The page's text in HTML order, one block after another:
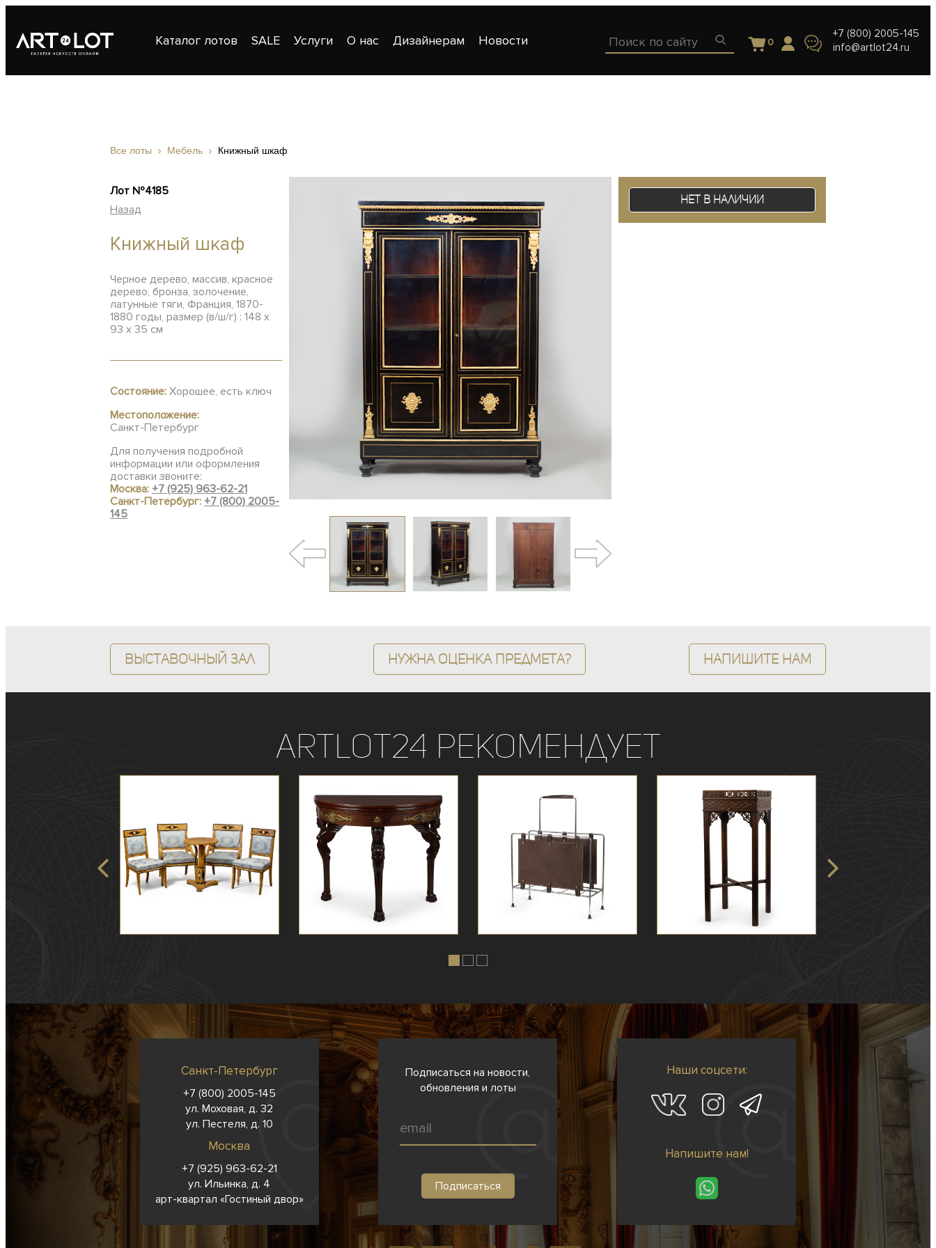
Каталог лотов SALE Услуги О нас Дизайнерам Новости 0
+7 (800) 2005-145
info@artlot24.ru
Все лоты Мебель Книжный шкаф
Лот №4185
Назад
Книжный шкаф
Черное дерево, массив, красное
дерево, бронза, золочение,
латунные тяги, Франция, 1870-
1880 годы, размер (в/ш/г) : 148 х
93 х 35 см
Состояние: Хорошее, есть ключ
Местоположение:
Санкт-Петербург
Для получения подробной
информации или оформления
доставки звоните:
Москва: +7 (925) 963-62-21
Санкт-Петербург: +7 (800) 2005-
145
Нет в наличии
Выставочный зал Нужна оценка предмета? Напишите нам
ArtLot24 рекомендует
Санкт-Петербург
+7 (800) 2005-145
ул. Моховая, д. 32
ул. Пестеля, д. 10
Москва
+7 (925) 963-62-21
ул. Ильинка, д. 4
арт-квартал «Гостиный двор»
Подписаться на новости,
обновления и лоты
Наши соцсети:
Напишите нам!